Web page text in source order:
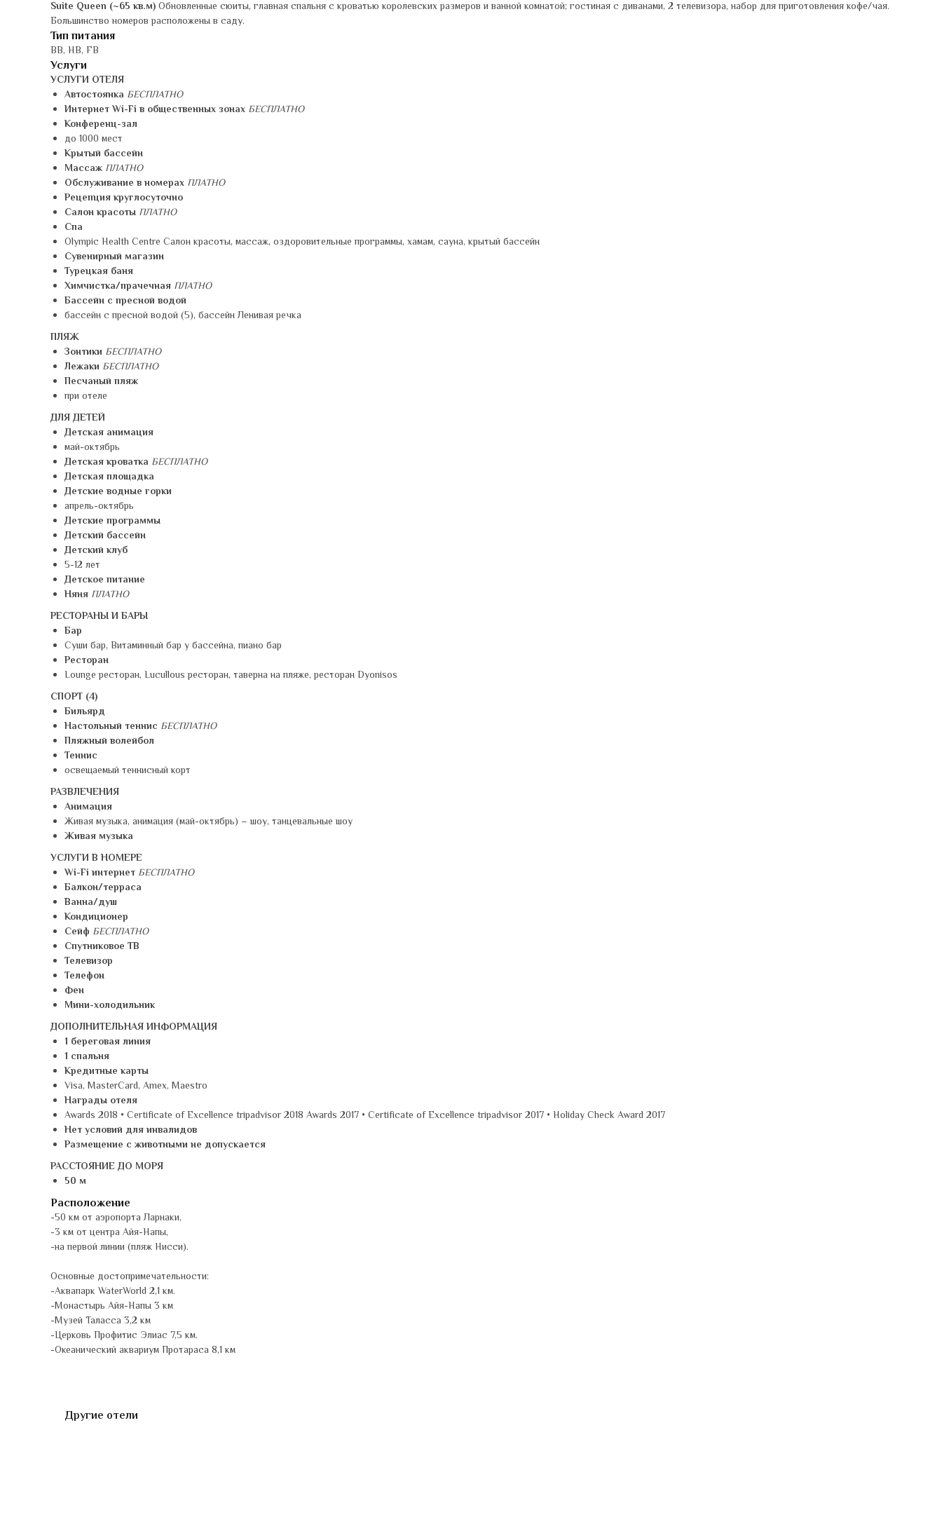
Suite Queen (~65 кв.м)Обновленные сюиты, главная спальня с кроватью королевских размеров и ванной комнатой; гостиная с диванами, 2 телевизора, набор для приготовления кофе/чая.
Большинство номеров расположены в саду.
Тип питания
BB, HB, FB
Услуги
УСЛУГИ ОТЕЛЯ
Автостоянка БЕСПЛАТНО
Интернет Wi-Fi в общественных зонах БЕСПЛАТНО
Конференц-зал
до 1000 мест
Крытый бассейн
Массаж ПЛАТНО
Обслуживание в номерах ПЛАТНО
Рецепция круглосуточно
Салон красоты ПЛАТНО
Спа
Olympic Health Centre Салон красоты, массаж, оздоровительные программы, хамам, сауна, крытый бассейн
Сувенирный магазин
Турецкая баня
Химчистка/прачечная ПЛАТНО
Бассейн с пресной водой
бассейн с пресной водой (5), бассейн Ленивая речка
ПЛЯЖ
Зонтики БЕСПЛАТНО
Лежаки БЕСПЛАТНО
Песчаный пляж
при отеле
ДЛЯ ДЕТЕЙ
Детская анимация
май-октябрь
Детская кроватка БЕСПЛАТНО
Детская площадка
Детские водные горки
апрель-октябрь
Детские программы
Детский бассейн
Детский клуб
5-12 лет
Детское питание
Няня ПЛАТНО
РЕСТОРАНЫ И БАРЫ
Бар
Суши бар, Витаминный бар у бассейна, пиано бар
Ресторан
Lounge ресторан, Lucullous ресторан, таверна на пляже, ресторан Dyonisos
СПОРТ (4)
Бильярд
Настольный теннис БЕСПЛАТНО
Пляжный волейбол
Теннис
освещаемый теннисный корт
РАЗВЛЕЧЕНИЯ
Анимация
Живая музыка, анимация (май-октябрь) – шоу, танцевальные шоу
Живая музыка
УСЛУГИ В НОМЕРЕ
Wi-Fi интернет БЕСПЛАТНО
Балкон/терраса
Ванна/душ
Кондиционер
Сейф БЕСПЛАТНО
Спутниковое ТВ
Телевизор
Телефон
Фен
Мини-холодильник
ДОПОЛНИТЕЛЬНАЯ ИНФОРМАЦИЯ
1 береговая линия
1 спальня
Кредитные карты
Visa, MasterCard, Amex, Maestro
Награды отеля
Awards 2018 • Certificate of Excellence tripadvisor 2018 Awards 2017 • Certificate of Excellence tripadvisor 2017 • Holiday Check Award 2017
Нет условий для инвалидов
Размещение с животными не допускается
РАССТОЯНИЕ ДО МОРЯ
50 м
Расположение
-50 км от аэропорта Ларнаки,
-3 км от центра Айя-Напы,
-на первой линии (пляж Нисси).
Основные достопримечательности:
-Аквапарк WaterWorld 2,1 км.
-Монастырь Айя-Напы 3 км
-Музей Таласса 3,2 км
-Церковь Профитис Элиас 7,5 км.
-Океанический аквариум Протараса 8,1 км
Другие отели